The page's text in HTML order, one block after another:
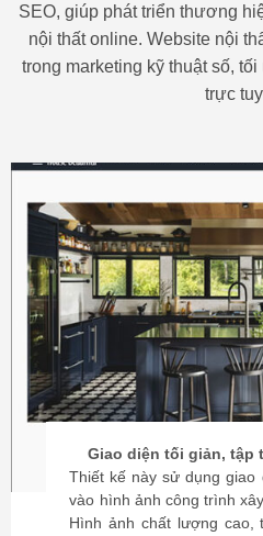
SEO, giúp phát triển thương
nội thất online. Website nội
trong marketing kỹ thuật số,
trực
Giao diện tối giản, tập
Thiết kế này sử dụng giao
vào hình ảnh công trình
Hình ảnh chất lượng cao,